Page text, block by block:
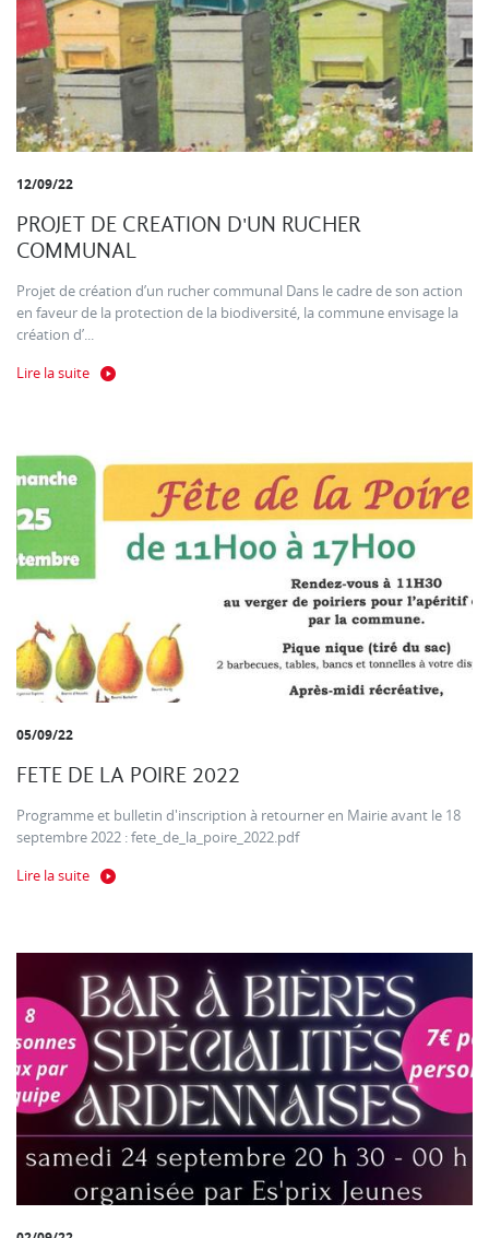
12/09/22
PROJET DE CREATION D'UN RUCHER
COMMUNAL
Projet de création d’un rucher communal Dans le cadre de son action
en faveur de la protection de la biodiversité, la commune envisage la
création d’...
Lire la suite
05/09/22
FETE DE LA POIRE 2022
Programme et bulletin d'inscription à retourner en Mairie avant le 18
septembre 2022 : fete_de_la_poire_2022.pdf
Lire la suite